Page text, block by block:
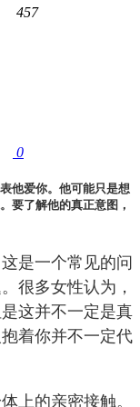
457
0
他爱你。他可能只是想
要了解他的真正意图，
是一个常见的问
很多女性认为，
这并不一定是真
着你并不一定代
上的亲密接触。